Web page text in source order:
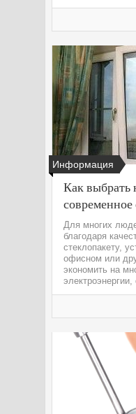
Информация
Как выбрать
современное
Для многих
благодаря
стеклопакету,
офисном или
экономить на